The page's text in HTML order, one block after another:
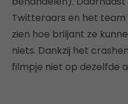
Twitteraars en het
zien hoe briljant ze
niets. Dankzij het
filmpje niet op dezelfde